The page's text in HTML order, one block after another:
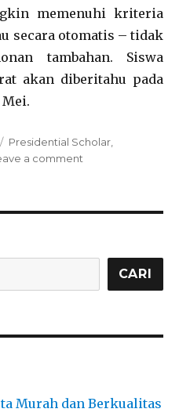
memenuhi kriteria
secara otomatis – tidak
tambahan. Siswa
akan diberitahu pada
Tags
Presidential Scholar
a comment
di
CARI
Murah dan Berkualitas